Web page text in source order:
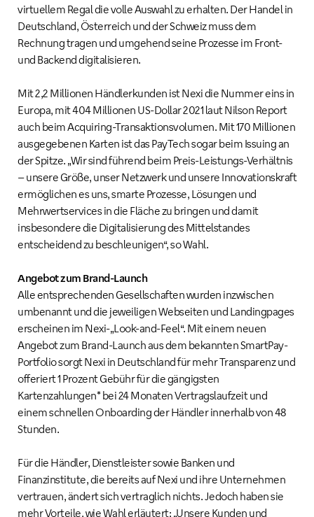
virtuellem Regal die volle Auswahl zu erhalten. Der Handel in
Deutschland, Österreich und der Schweiz muss dem
Rechnung tragen und umgehend seine Prozesse im Front-
und Backend digitalisieren.
Mit 2,2 Millionen Händlerkunden ist Nexi die Nummer eins in
Europa, mit 404 Millionen US-Dollar 2021 laut Nilson Report
auch beim Acquiring-Transaktionsvolumen. Mit 170 Millionen
ausgegebenen Karten ist das PayTech sogar beim Issuing an
der Spitze. „Wir sind führend beim Preis-Leistungs-Verhältnis
– unsere Größe, unser Netzwerk und unsere Innovationskraft
ermöglichen es uns, smarte Prozesse, Lösungen und
Mehrwertservices in die Fläche zu bringen und damit
insbesondere die Digitalisierung des Mittelstandes
entscheidend zu beschleunigen“, so Wahl.
Angebot zum Brand-Launch
Alle entsprechenden Gesellschaften wurden inzwischen
umbenannt und die jeweiligen Webseiten und Landingpages
erscheinen im Nexi-„Look-and-Feel“. Mit einem neuen
Angebot zum Brand-Launch aus dem bekannten SmartPay-
Portfolio sorgt Nexi in Deutschland für mehr Transparenz und
offeriert 1 Prozent Gebühr für die gängigsten
Kartenzahlungen* bei 24 Monaten Vertragslaufzeit und
einem schnellen Onboarding der Händler innerhalb von 48
Stunden.
Für die Händler, Dienstleister sowie Banken und
Finanzinstitute, die bereits auf Nexi und ihre Unternehmen
vertrauen, ändert sich vertraglich nichts. Jedoch haben sie
mehr Vorteile, wie Wahl erläutert: „Unsere Kunden und